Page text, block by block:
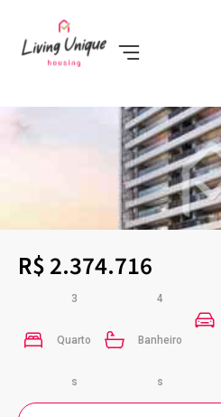
R$ 2.374.716
3
Quarto
s
4
Banheiro
s